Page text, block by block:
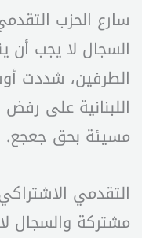
سارع الحزب
السجال لا يجب أن
الطرفين، شددت
اللبنانية على
مسيئة بحق جعجع.
التقدمي
مشتركة والسجال